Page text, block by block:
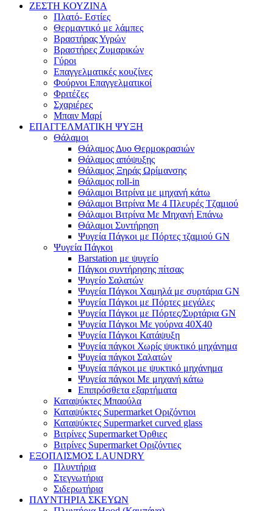
ΖΕΣΤΗ ΚΟΥΖΙΝΑ
Πλατό- Εστίες
Θερμαντικό με λάμπες
Βραστήρας Υγρών
Βραστήρες Ζυμαρικών
Γύροι
Επαγγελματικές κουζίνες
Φούρνοι Επαγγελματικοί
Φριτέζες
Σχαριέρες
Μπαιν Μαρί
ΕΠΑΓΓΕΛΜΑΤΙΚΗ ΨΥΞΗ
Θάλαμοι
Θάλαμος Δυο Θερμοκρασιών
Θάλαμος απόψυξης
Θάλαμος Ξηράς Ωρίμανσης
Θάλαμος roll-in
Θάλαμοι Βιτρίνα με μηχανή κάτω
Θάλαμοι Βιτρίνα Με 4 Πλευρές Τζαμιού
Θάλαμοι Βιτρίνα Με Μηχανή Επάνω
Θάλαμοι Συντήρηση
Ψυγεία Πάγκοι με Πόρτες τζαμιού GN
Ψυγεία Πάγκοι
Barstation με ψυγείο
Πάγκοι συντήρησης πίτσας
Ψυγείο Σαλατών
Ψυγεία Πάγκοι Χαμηλά με συρτάρια GN
Ψυγεία Πάγκοι με Πόρτες μεγάλες
Ψυγεία Πάγκοι με Πόρτες/Συρτάρια GN
Ψυγεία Πάγκοι Με γούρνα 40Χ40
Ψυγεία Πάγκοι Κατάψυξη
Ψυγεία πάγκοι Χωρίς ψυκτικό μηχάνημα
Ψυγεία πάγκοι Σαλατών
Ψυγεία πάγκοι με ψυκτικό μηχάνημα
Ψυγεία πάγκοι Με μηχανή κάτω
Επιπρόσθετα εξαρτήματα
Καταψύκτες Μπαούλα
Καταψύκτες Supermarket Οριζόντιοι
Καταψύκτες Supermarket curved glass
Βιτρίνες Supermarket Όρθιες
Βιτρίνες Supermarket Οριζόντιες
ΕΞΟΠΛΙΣΜΟΣ LAUNDRY
Πλυντήρια
Στεγνωτήρια
Σιδερωτήρια
ΠΛΥΝΤΗΡΙΑ ΣΚΕΥΩΝ